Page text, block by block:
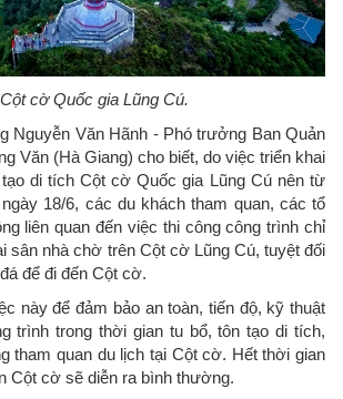
Cột cờ Quốc gia Lũng Cú.
Nguyễn Văn Hãnh - Phó trưởng Ban Quản
Văn (Hà Giang) cho biết, do việc triển khai
di tích Cột cờ Quốc gia Lũng Cú nên từ
18/6, các du khách tham quan, các tổ
liên quan đến việc thi công công trình chỉ
sân nhà chờ trên Cột cờ Lũng Cú, tuyệt đối
để đi đến Cột cờ.
này để đảm bảo an toàn, tiến độ, kỹ thuật
trình trong thời gian tu bổ, tôn tạo di tích,
tham quan du lịch tại Cột cờ. Hết thời gian
Cột cờ sẽ diễn ra bình thường.